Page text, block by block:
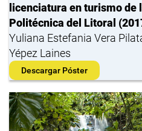
licenciatura en turismo de
Politécnica del Litoral
Yuliana Estefania Vera
Yépez Laines
Descargar Póster